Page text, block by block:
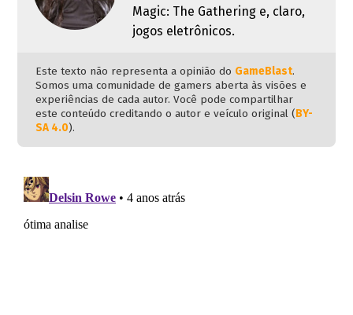
Magic: The Gathering e, claro,
jogos eletrônicos.
Este texto não representa a opinião do GameBlast.
Somos uma comunidade de gamers aberta às visões e
experiências de cada autor. Você pode compartilhar
este conteúdo creditando o autor e veículo original (BY-
SA 4.0).